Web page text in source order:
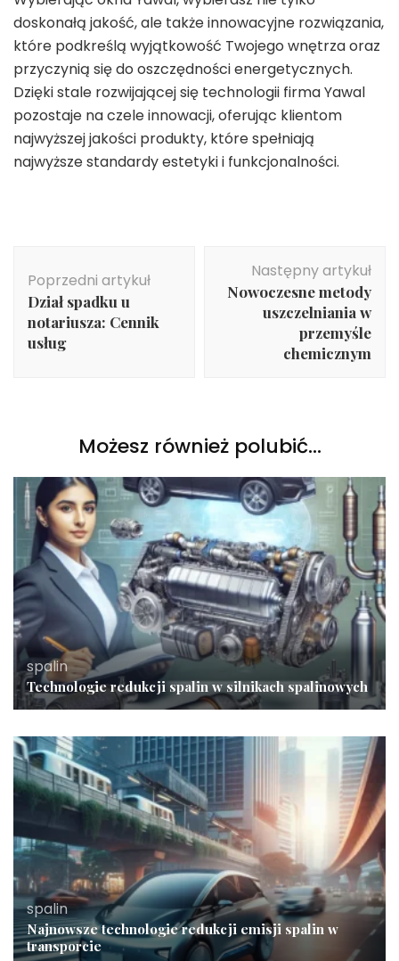
doskonałą jakość, ale także innowacyjne rozwiązania,
które podkreślą wyjątkowość Twojego wnętrza oraz
przyczynią się do oszczędności energetycznych.
Dzięki stale rozwijającej się technologii firma Yawal
pozostaje na czele innowacji, oferując klientom
najwyższej jakości produkty, które spełniają
najwyższe standardy estetyki i funkcjonalności.
wpisu
Poprzedni artykuł
Dział spadku u
notariusza: Cennik
usług
Następny artykuł
Nowoczesne metody
uszczelniania w
przemyśle
chemicznym
Możesz również polubić…
spalin
Technologie redukcji spalin w silnikach spalinowych
spalin
Najnowsze technologie redukcji emisji spalin w
transporcie